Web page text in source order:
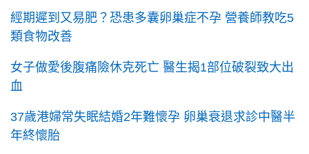
經期遲到又易肥？恐患多囊卵巢症不孕 營養師教吃5
類食物改善
女子做愛後腹痛險休克死亡 醫生揭1部位破裂致大出
血
37歲港婦常失眠結婚2年難懷孕 卵巢衰退求診中醫半
年終懷胎